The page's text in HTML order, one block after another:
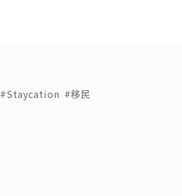
#Staycation #移民